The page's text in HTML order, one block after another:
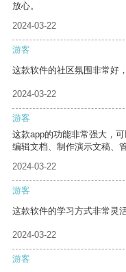
放心。
2024-03-22
游客
这款软件的社区氛围非常好
2024-03-22
游客
这款app的功能非常强大，
编辑文档、制作演示文稿、
2024-03-22
游客
这款软件的学习方式非常灵
2024-03-22
游客